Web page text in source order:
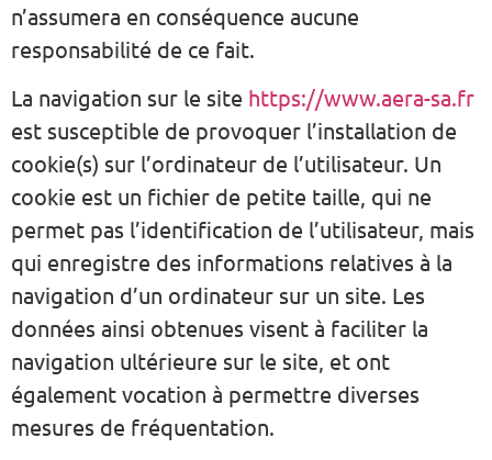
n’assumera en conséquence aucune
responsabilité de ce fait.
La navigation sur le site https://www.aera-sa.fr
est susceptible de provoquer l’installation de
cookie(s) sur l’ordinateur de l’utilisateur. Un
cookie est un fichier de petite taille, qui ne
permet pas l’identification de l’utilisateur, mais
qui enregistre des informations relatives à la
navigation d’un ordinateur sur un site. Les
données ainsi obtenues visent à faciliter la
navigation ultérieure sur le site, et ont
également vocation à permettre diverses
mesures de fréquentation.